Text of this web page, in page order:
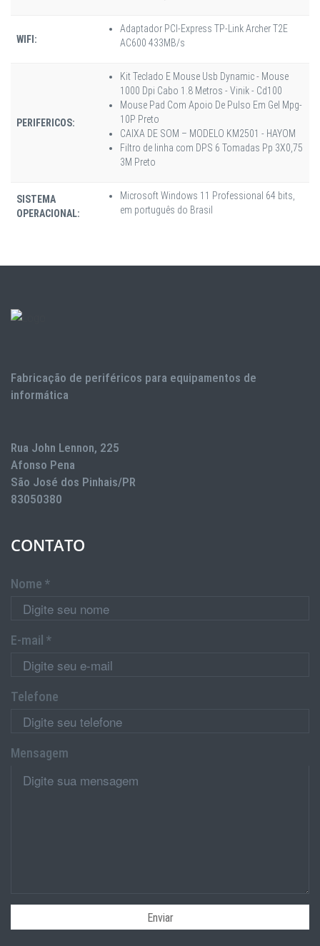
WIFI:
Adaptador PCI-Express TP-Link Archer T2E
AC600 433MB/s
PERIFERICOS:
Kit Teclado E Mouse Usb Dynamic - Mouse
1000 Dpi Cabo 1.8 Metros - Vinik - Cd100
Mouse Pad Com Apoio De Pulso Em Gel Mpg-
10P Preto
CAIXA DE SOM – MODELO KM2501 - HAYOM
Filtro de linha com DPS 6 Tomadas Pp 3X0,75
3M Preto
SISTEMA
OPERACIONAL:
Microsoft Windows 11 Professional 64 bits,
em português do Brasil
Fabricação de periféricos para equipamentos de
informática
Rua John Lennon, 225
Afonso Pena
São José dos Pinhais/PR
83050380
CONTATO
Nome *
E-mail *
Telefone
Mensagem
Enviar